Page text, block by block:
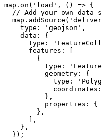
map. on ( 'load' , () => {
// Add your own data
  map.
addSource (
type : 'geojson' ,
data : {
type :
features : [
        {
type :
geometry : {
type :
coordinates
          },
properties : {
        },
      ],
    },
  });